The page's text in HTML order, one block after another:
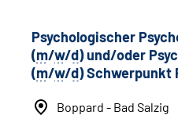
Psychologischer
(m/w/d) und/oder
(m/w/d) Schwerpunkt
Boppard - Bad Salzig